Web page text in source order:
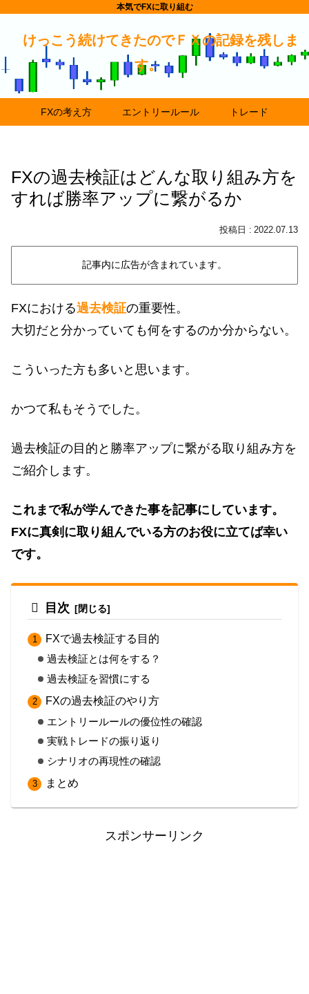
本気でFXに取り組む
けっこう続けてきたのでＦＸの記録を残しま
す。
FXの考え方 エントリールール トレード
FXの過去検証はどんな取り組み方を
すれば勝率アップに繋がるか
2022.07.13
記事内に広告が含まれています。
FXにおける過去検証の重要性。
大切だと分かっていても何をするのか分からない。
こういった方も多いと思います。
かつて私もそうでした。
過去検証の目的と勝率アップに繋がる取り組み方を
ご紹介します。
これまで私が学んできた事を記事にしています。
FXに真剣に取り組んでいる方のお役に立てば幸い
です。
目次
FXで過去検証する目的
過去検証とは何をする？
過去検証を習慣にする
FXの過去検証のやり方
エントリールールの優位性の確認
実戦トレードの振り返り
シナリオの再現性の確認
まとめ
スポンサーリンク